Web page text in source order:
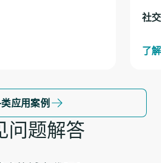
社
了
应用案例
问题解答